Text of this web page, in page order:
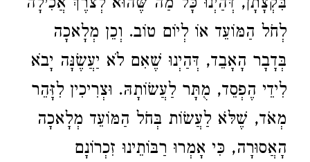
לְחֹל הַמּוֹעֵד אוֹ לְיוֹם טוֹב. וְכֵן מְלָאכָה
בְּדָבָר הָאָבֵד, דְּהַיְנוּ שֶׁאִם לֹא יַעֲשֶׂנָּה יָבֹא
לִידֵי הֶפְסֵד, מֻתָּר לַעֲשׂוֹתָהּ. וּצְרִיכִין לִזָּהֵר
מְאֹד, שֶׁלֹּא לַעֲשׂוֹת בְּחֹל הַמּוֹעֵד מְלָאכָה
הָאֲסוּרָה, כִּי אָמְרוּ רַבּוֹתֵינוּ זִכְרוֹנָם